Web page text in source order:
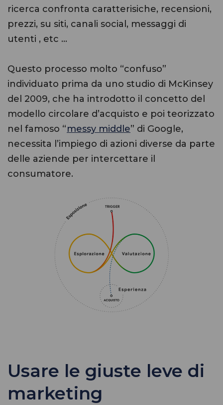
ricerca confronta caratterisiche, recensioni,
prezzi, su siti, canali social, messaggi di
utenti , etc …
Questo processo molto “confuso”
individuato prima da uno studio di McKinsey
del 2009, che ha introdotto il concetto del
modello circolare d’acquisto e poi teorizzato
nel famoso “messy middle” di Google,
necessita l’impiego di azioni diverse da parte
delle aziende per intercettare il
consumatore.
Usare le giuste leve di
marketing